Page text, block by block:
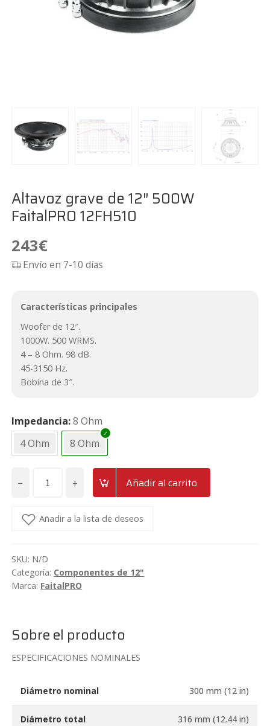
Altavoz grave de 12″ 500W
FaitalPRO 12FH510
243€
Envío en 7-10 días
Características principales
Woofer de 12″.
1000W. 500 WRMS.
4 – 8 Ohm. 98 dB.
45-3150 Hz.
Bobina de 3″.
Impedancia 8 Ohm
4 Ohm
8 Ohm
−
de
FaitalPRO
12FH510
+ Añadir al carrito
Añadir a la lista de deseos
SKU: N/D
Categoría: Componentes de 12"
Marca: FaitalPRO
Sobre el producto
ESPECIFICACIONES NOMINALES
Diámetro nominal 300 mm (12 in)
Diámetro total 316 mm (12.44 in)